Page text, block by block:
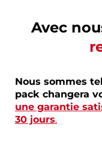
Avec
Nous sommes
pack changera
une garantie
30 jours.